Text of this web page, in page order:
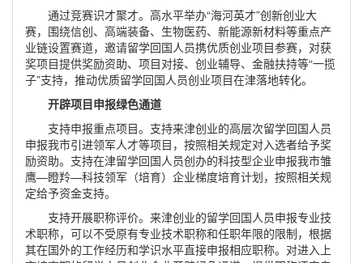
通过竞赛识才聚才。高水平举办“海河英才”创新创业大
赛，围绕信创、高端装备、生物医药、新能源新材料等重点产
业链设置赛道，邀请留学回国人员携优质创业项目参赛，对获
奖项目提供奖励资助、项目对接、创业辅导、金融扶持等“一揽
子”支持，推动优质留学回国人员创业项目在津落地转化。
开辟项目申报绿色通道
支持申报重点项目。支持来津创业的高层次留学回国人员
申报我市引进领军人才等项目，按照相关规定对入选者给予奖
励资助。支持在津留学回国人员创办的科技型企业申报我市雏
鹰—瞪羚—科技领军（培育）企业梯度培育计划，按照相关规
定给予资金支持。
支持开展职称评价。来津创业的留学回国人员申报专业技
术职称，可以不受原有专业技术职称和任职年限的限制，根据
其在国外的工作经历和学识水平直接申报相应职称。对进入上